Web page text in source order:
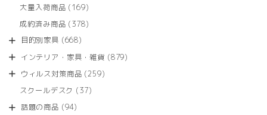
商
の
商
大量入荷商品 169169
の
成約済み商品 378378
商
目的別家具 668668
の
商
インテリア・家具・雑貨 879879
ウィルス対策商品 259259
スクールデスク 3737
話題の商品 9494